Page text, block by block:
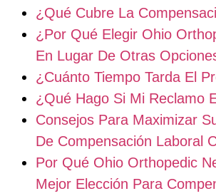
¿Qué Cubre La
¿Por Qué Elegir Ohio
En Lugar De Otras
¿Cuánto Tiempo Tarda El
¿Qué Hago Si Mi Reclamo
Consejos Para Maximizar
De Compensación Laboral
Por Qué Ohio Orthopedic
Mejor Elección Para